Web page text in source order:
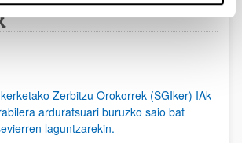
Zerbitzu Orokorrek (SGIker) IAk
arduratsuari buruzko saio bat
laguntzarekin.